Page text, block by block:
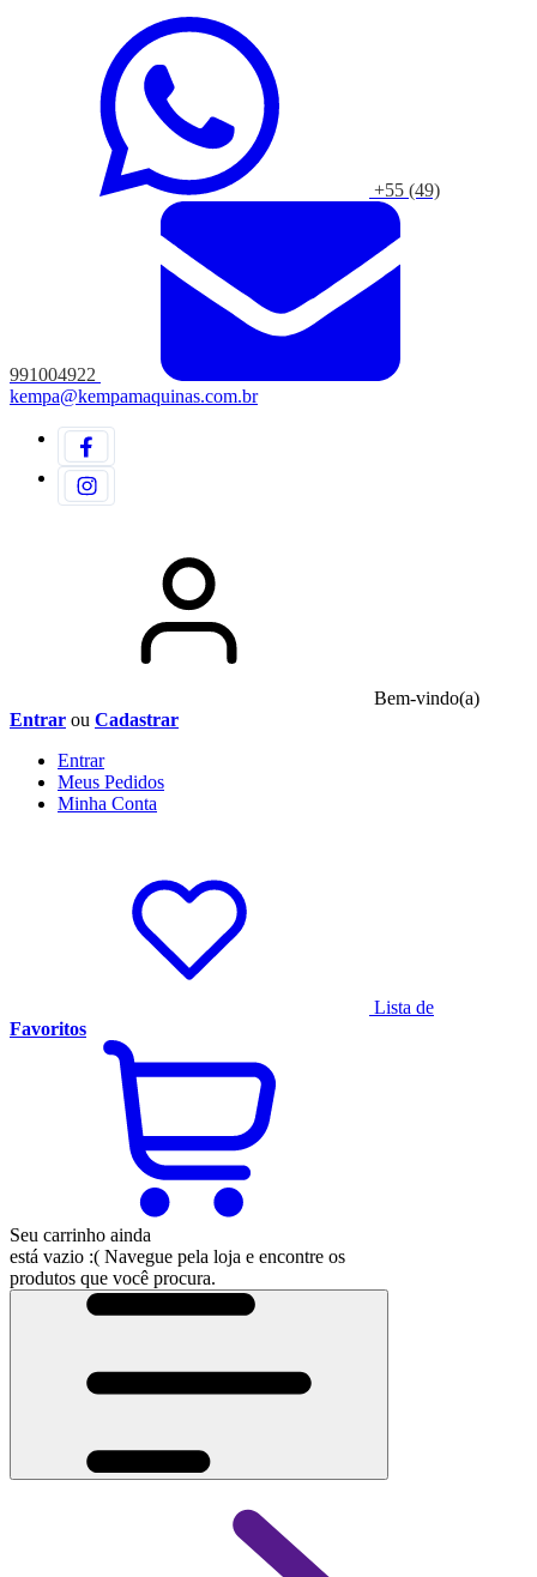
+55 (49)
991004922
kempa@kempamaquinas.com.br
Bem-vindo(a)
Entrar ou Cadastrar
Entrar
Meus Pedidos
Minha Conta
Lista de
Favoritos
Seu carrinho ainda
está vazio :( Navegue pela loja e encontre os
produtos que você procura.